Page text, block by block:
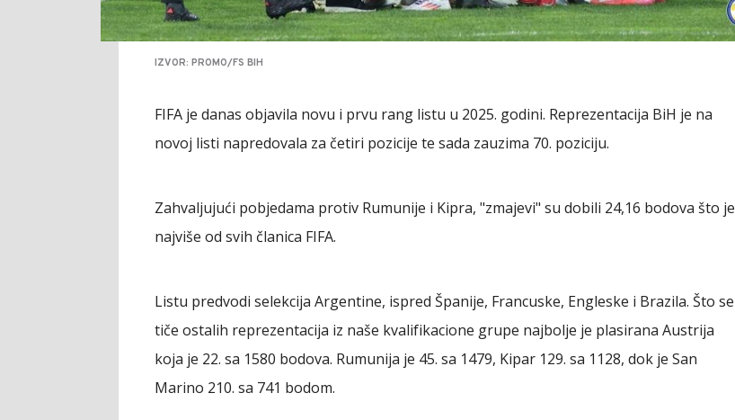
IZVOR: PROMO/FS BIH
FIFA je danas objavila novu i prvu rang listu u 2025. godini. Reprezentacija BiH je na
novoj listi napredovala za četiri pozicije te sada zauzima 70. poziciju.
Zahvaljujući pobjedama protiv Rumunije i Kipra, "zmajevi" su dobili 24,16 bodova što je
najviše od svih članica FIFA.
Listu predvodi selekcija Argentine, ispred Španije, Francuske, Engleske i Brazila. Što se
tiče ostalih reprezentacija iz naše kvalifikacione grupe najbolje je plasirana Austrija
koja je 22. sa 1580 bodova. Rumunija je 45. sa 1479, Kipar 129. sa 1128, dok je San
Marino 210. sa 741 bodom.